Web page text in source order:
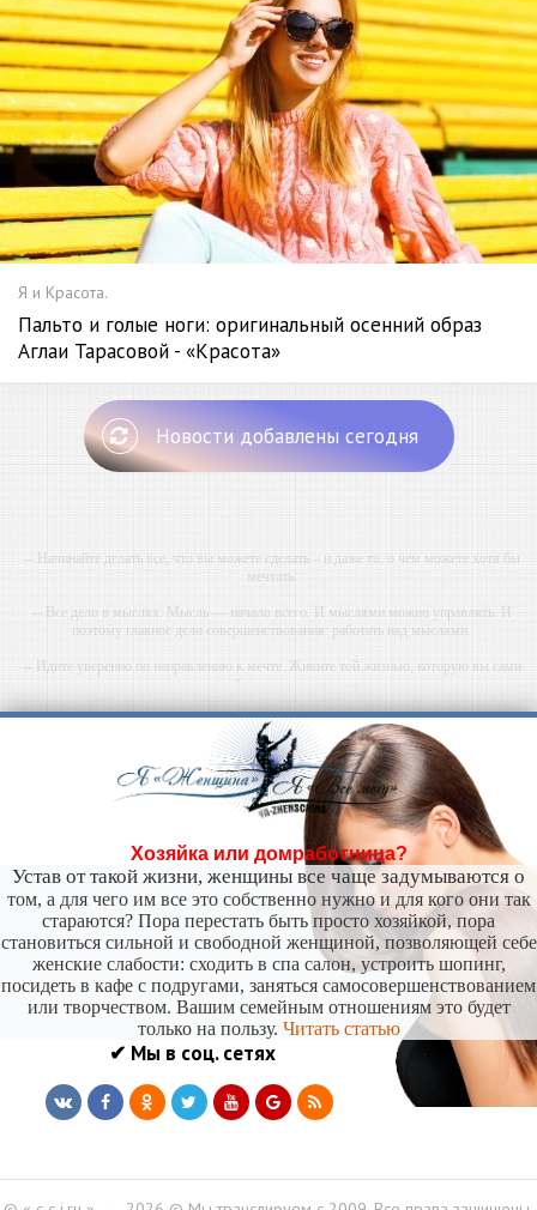
Я и Красота.
Пальто и голые ноги: оригинальный осенний образ
Аглаи Тарасовой - «Красота»
Новости добавлены сегодня
-- Начинайте делать все, что вы можете сделать – и даже то, о чем можете хотя бы
мечтать.
-- Все дело в мыслях. Мысль — начало всего. И мыслями можно управлять. И
поэтому главное дело совершенствования: работать над мыслями.
-- Идите уверенно по направлению к мечте. Живите той жизнью, которую вы сами
себе придумали.
-- Самое большое богатство — это ум. Самая большая нищета — глупость. Из всех
страхов самый пугающий — самолюбование.
-- Лучшее, что можно сделать с хорошим советом, это пропустить его мимо ушей. Он
никогда не бывает полезен никому, кроме того, кто его дал.
-- Люблю давать советы и очень не люблю, когда их дают мне.
Хозяйка или домработница?
Устав от такой жизни, женщины все чаще задумываются о
том, а для чего им все это собственно нужно и для кого они так
стараются? Пора перестать быть просто хозяйкой, пора
становиться сильной и свободной женщиной, позволяющей себе
женские слабости: сходить в спа салон, устроить шопинг,
посидеть в кафе с подругами, заняться самосовершенствованием
или творчеством. Вашим семейным отношениям это будет
только на пользу. Читать статью
✔ Мы в соц. сетях